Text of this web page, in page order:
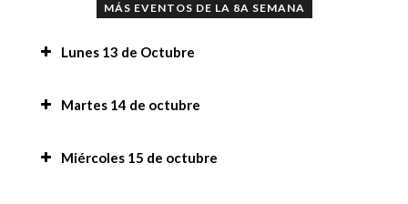
MÁS EVENTOS DE LA 8A SEMANA
Lunes 13 de Octubre
Inteligencia Artificial en la investigación y en la
Martes 14 de octubre
Inteligencia Artificial en la investigación y en la
Miércoles 15 de octubre